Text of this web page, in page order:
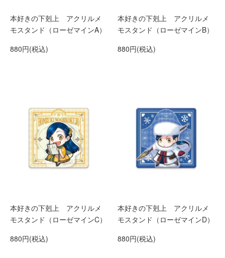
本好きの下剋上 アクリルメ
モスタンド（ローゼマインA）
880円(税込)
本好きの下剋上 アクリルメ
モスタンド（ローゼマインB）
880円(税込)
本好きの下剋上 アクリルメ
モスタンド（ローゼマインC）
880円(税込)
本好きの下剋上 アクリルメ
モスタンド（ローゼマインD）
880円(税込)